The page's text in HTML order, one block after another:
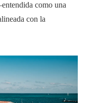
como una
con la